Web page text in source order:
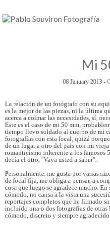
Mi
08 January 2013 -
La relación de un fotógrafo con su
es la mejor de las piezas, ni la última
acerca a colmar las necesidades, sí,
Este es el caso de mi 50 mm,
tiempo llevo soldado al cuerpo de mi
fotografías con esta focal, quizá
de un lugar a otro del pais con mi vieja
romanticismo inherente a los famosos
decía el otro, "Vaya usted a saber".
Personalmente, me gusta por varias
de focal fija, me obliga a pensar, a
cosa que luego se agradece mucho.
cómodo, no cansa a la vista una
reportajes completos que he firmado
incluído una o dos fotografías de otras
cómodo, discreto y siempre